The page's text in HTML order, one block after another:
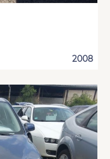
2008